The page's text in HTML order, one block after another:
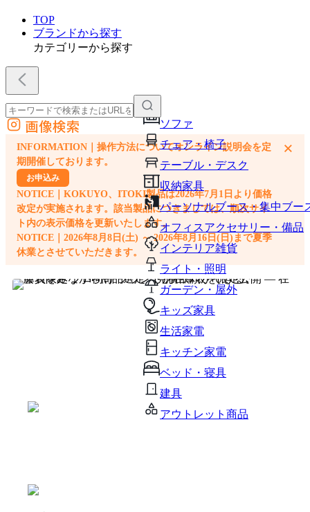
TOP
ブランドから探す
カテゴリーから探す
ソファ
チェア・椅子
テーブル・デスク
収納家具
パーソナルブース・集中ブー
オフィスアクセサリー・備品
インテリア雑貨
ライト・照明
ガーデン・屋外
キッズ家具
生活家電
キッチン家電
ベッド・寝具
建具
アウトレット商品
外部サイトの商品をカートに追加
他のサイトで見つけた商品ページのURLを貼り付けて、カートに追加できます
画像検索
INFORMATION｜操作方法についてオンライン説明会を定
期開催しております。
お申込み
NOTICE｜KOKUYO、ITOKI製品は2026年7月1日より価格
改定が実施されます。該当製品につきましては、順次サイ
ト内の表示価格を更新いたします。
NOTICE｜2026年8月8日(土) ～ 2026年8月16日(日)まで夏季
休業とさせていただきます。
×